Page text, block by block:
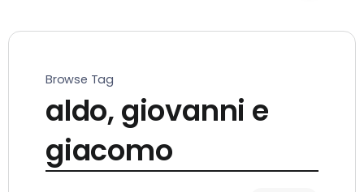
Browse Tag
aldo, giovanni e
giacomo